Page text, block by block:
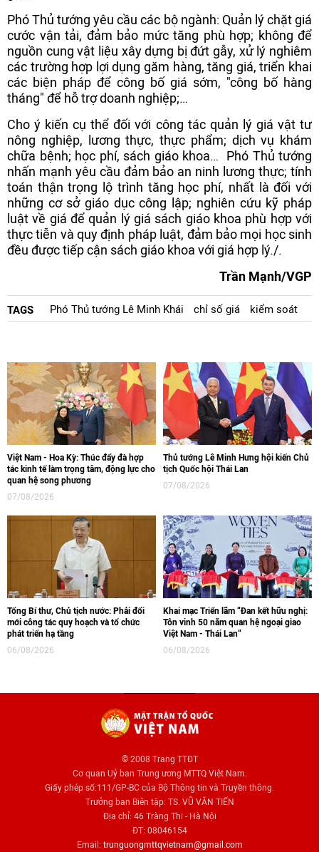
Phó Thủ tướng yêu cầu các bộ ngành: Quản lý chặt giá
cước vận tải, đảm bảo mức tăng phù hợp; không để
nguồn cung vật liệu xây dựng bị đứt gẫy, xử lý nghiêm
các trường hợp lợi dụng găm hàng, tăng giá, triển khai
các biện pháp để công bố giá sớm, "công bố hàng
tháng" để hỗ trợ doanh nghiệp;…
Cho ý kiến cụ thể đối với công tác quản lý giá vật tư
nông nghiệp, lương thực, thực phẩm; dịch vụ khám
chữa bệnh; học phí, sách giáo khoa… Phó Thủ tướng
nhấn mạnh yêu cầu đảm bảo an ninh lương thực; tính
toán thận trọng lộ trình tăng học phí, nhất là đối với
những cơ sở giáo dục công lập; nghiên cứu kỹ pháp
luật về giá để quản lý giá sách giáo khoa phù hợp với
thực tiễn và quy định pháp luật, đảm bảo mọi học sinh
đều được tiếp cận sách giáo khoa với giá hợp lý./.
Trần Mạnh/VGP
TAGS Phó Thủ tướng Lê Minh Khái chỉ số giá kiểm soát
Việt Nam - Hoa Kỳ: Thúc đẩy đà hợp
tác kinh tế làm trọng tâm, động lực cho
quan hệ song phương
07/08/2026
Thủ tướng Lê Minh Hưng hội kiến Chủ
tịch Quốc hội Thái Lan
07/08/2026
Tổng Bí thư, Chủ tịch nước: Phải đổi
mới công tác quy hoạch và tổ chức
phát triển hạ tầng
06/08/2026
Khai mạc Triển lãm “Đan kết hữu nghị:
Tôn vinh 50 năm quan hệ ngoại giao
Việt Nam - Thái Lan“
06/08/2026
© 2008 Trang TTĐT
Cơ quan Uỷ ban Trung ương MTTQ Việt Nam.
Giấy phép số:111/GP-BC của Bộ Thông tin và Truyền thông.
Trưởng ban Biên tập: TS. VŨ VĂN TIẾN
Địa chỉ: 46 Tràng Thi - Hà Nội
ĐT: 08046154
Email: trunguongmttqvietnam@gmail.com